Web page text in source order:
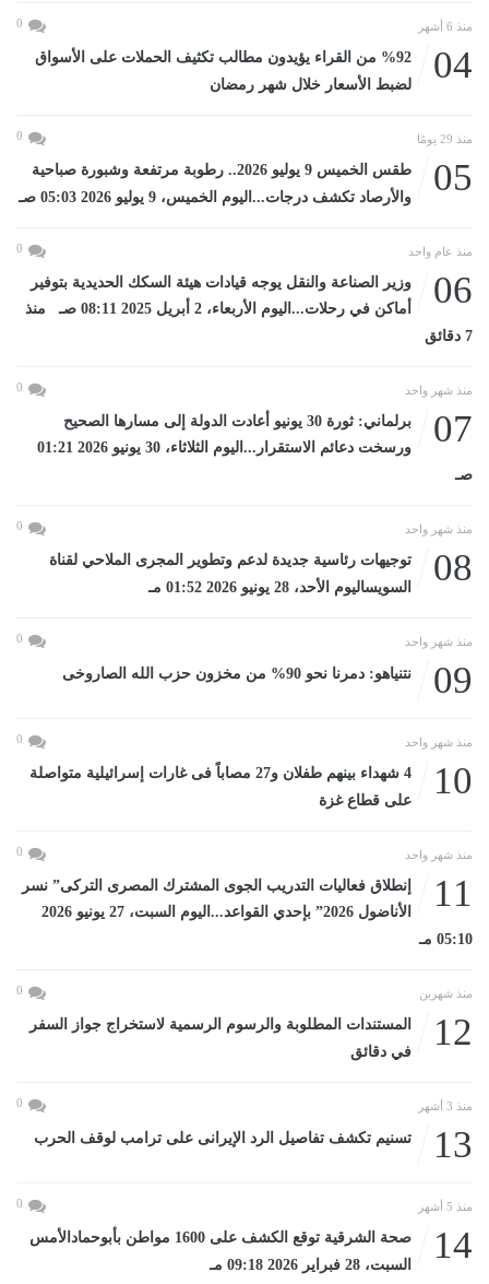
منذ 6 أشهر 0
04
%92 من القراء يؤيدون مطالب تكثيف الحملات على الأسواق
لضبط الأسعار خلال شهر رمضان
منذ 29 يومًا 0
05
طقس الخميس 9 يوليو 2026.. رطوبة مرتفعة وشبورة صباحية
والأرصاد تكشف درجات...اليوم الخميس، 9 يوليو 2026 05:03 صـ
منذ عام واحد 0
06
وزير الصناعة والنقل يوجه قيادات هيئة السكك الحديدية بتوفير
أماكن في رحلات...اليوم الأربعاء، 2 أبريل 2025 08:11 صـ منذ
7 دقائق
منذ شهر واحد 0
07
برلماني: ثورة 30 يونيو أعادت الدولة إلى مسارها الصحيح
ورسخت دعائم الاستقرار...اليوم الثلاثاء، 30 يونيو 2026 01:21
صـ
منذ شهر واحد 0
08
توجيهات رئاسية جديدة لدعم وتطوير المجرى الملاحي لقناة
السويساليوم الأحد، 28 يونيو 2026 01:52 مـ
منذ شهر واحد 0
09 نتنياهو: دمرنا نحو 90% من مخزون حزب الله الصاروخى
منذ شهر واحد 0
10
4 شهداء بينهم طفلان و27 مصاباً فى غارات إسرائيلية متواصلة
على قطاع غزة
منذ شهر واحد 0
11
إنطلاق فعاليات التدريب الجوى المشترك المصرى التركى” نسر
الأناضول 2026” بإحدي القواعد...اليوم السبت، 27 يونيو 2026
05:10 مـ
منذ شهرين 0
12
المستندات المطلوبة والرسوم الرسمية لاستخراج جواز السفر
في دقائق
منذ 3 أشهر 0
13 تسنيم تكشف تفاصيل الرد الإيرانى على ترامب لوقف الحرب
منذ 5 أشهر 0
14
صحة الشرقية توقع الكشف على 1600 مواطن بأبوحمادالأمس
السبت، 28 فبراير 2026 09:18 مـ